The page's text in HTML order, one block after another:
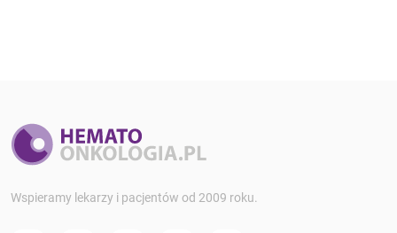
Wspieramy lekarzy i pacjentów od 2009 roku.